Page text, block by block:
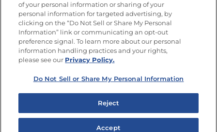
SÍGUENOS EN LAS REDES SOCIALES
Política de privacidad
No vender ni compartir mis datos personales
Copyright © 2026 Goya Foods, Inc. Todos los derechos reservados.
of your personal information or sharing of your
personal information for targeted advertising, by
clicking on the “Do Not Sell or Share My Personal
Information” link or communicating an opt-out
preference signal. To learn more about our personal
information handling practices and your rights,
please see our Privacy Policy.
Do Not Sell or Share My Personal Information
Reject
Accept